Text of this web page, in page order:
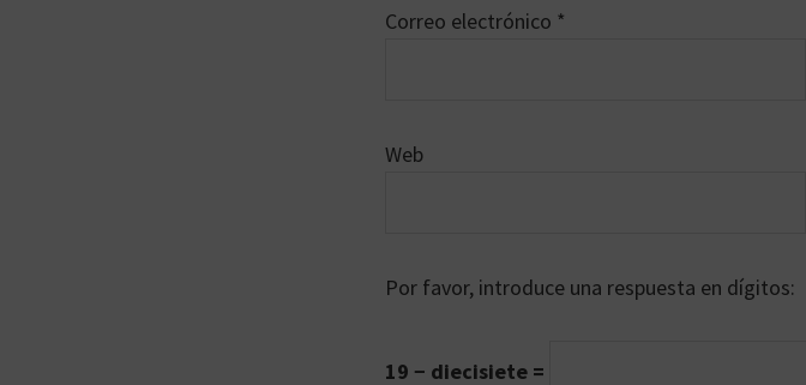
Correo electrónico *
Web
Por favor, introduce una respuesta en dígitos:
19 − diecisiete =